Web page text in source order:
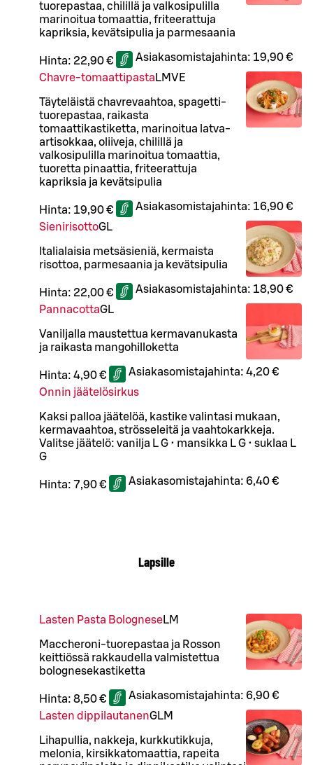
tuorepastaa, chilillä ja valkosipulilla
marinoitua tomaattia, friteerattuja
kapriksia, kevätsipulia ja parmesaania
Hinta: 22,90 € Asiakasomistajahinta: 19,90 €
Chavre-tomaattipasta LMVE
Täyteläistä chavrevaahtoa, spagetti-
tuorepastaa, raikasta
tomaattikastiketta, marinoitua latva-
artisokkaa, oliiveja, chilillä ja
valkosipulilla marinoitua tomaattia,
tuoretta pinaattia, friteerattuja
kapriksia ja kevätsipulia
Hinta: 19,90 € Asiakasomistajahinta: 16,90 €
SienirisottoGL
Italialaisia metsäsieniä, kermaista
risottoa, parmesaania ja kevätsipulia
Hinta: 22,00 € Asiakasomistajahinta: 18,90 €
PannacottaGL
Vaniljalla maustettua kermavanukasta
ja raikasta mangohilloketta
Hinta: 4,90 € Asiakasomistajahinta: 4,20 €
Onnin jäätelösirkus
Kaksi palloa jäätelöä, kastike valintasi mukaan,
kermavaahtoa, strösseleitä ja vaahtokarkkeja.
Valitse jäätelö: vanilja L G • mansikka L G • suklaa L
G
Hinta: 7,90 € Asiakasomistajahinta: 6,40 €
Lapsille
Lasten Pasta BologneseLM
Maccheroni-tuorepastaa ja Rosson
keittiössä rakkaudella valmistettua
bolognesekastiketta
Hinta: 8,50 € Asiakasomistajahinta: 6,90 €
Lasten dippilautanenGLM
Lihapullia, nakkeja, kurkkutikkuja,
melonia, kirsikkatomaattia, rapeita